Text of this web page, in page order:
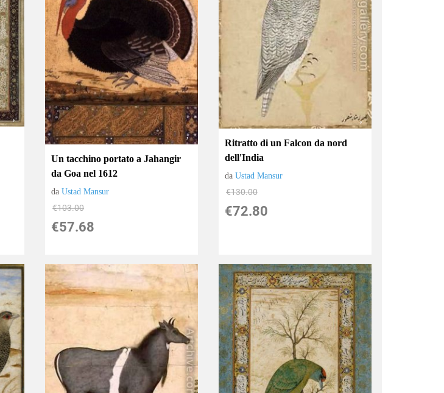
Un tacchino portato a Jahangir
da Goa nel 1612
daUstad Mansur
€103.00
€57.68
Ritratto di un Falcon da nord
dell'India
daUstad Mansur
€130.00
€72.80